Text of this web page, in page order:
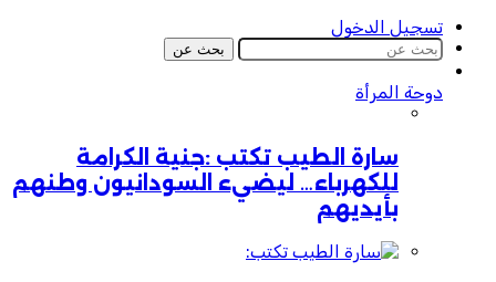
تسجيل الدخول
بحث عن
دوحة المرأة
سارة الطيب تكتب :جنية الكرامة
للكهرباء… ليضيء السودانيون وطنهم
بأيديهم